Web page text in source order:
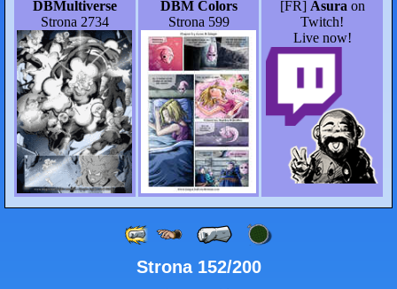
DBMultiverse
Strona 2734
DBM Colors
Strona 599
[FR] Asura on
Twitch!
Live now!
Strona 152/200